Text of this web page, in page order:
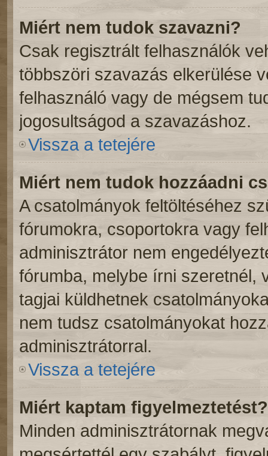
Miért nem tudok szavazni?
Csak regisztrált felhasználók
többszöri szavazás elkerülése
felhasználó vagy de mégsem
jogosultságod a szavazáshoz.
Vissza a tetejére
Miért nem tudok hozzáadni
A csatolmányok feltöltéséhez
fórumokra, csoportokra vagy
adminisztrátor nem
fórumba, melybe írni szeretnél,
tagjai küldhetnek
nem tudsz csatolmányokat
adminisztrátorral.
Vissza a tetejére
Miért kaptam figyelmeztetést?
Minden adminisztrátornak